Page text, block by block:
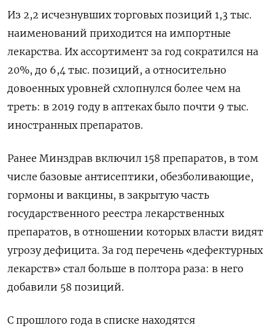
Из 2,2 исчезнувших торговых позиций 1,3 тыс.
наименований приходится на импортные
лекарства. Их ассортимент за год сократился на
20%, до 6,4 тыс. позиций, а относительно
довоенных уровней схлопнулся более чем на
треть: в 2019 году в аптеках было почти 9 тыс.
иностранных препаратов.
Ранее Минздрав включил 158 препаратов, в том
числе базовые антисептики, обезболивающие,
гормоны и вакцины, в закрытую часть
государственного реестра лекарственных
препаратов, в отношении которых власти видят
угрозу дефицита. За год перечень «дефектурных
лекарств» стал больше в полтора раза: в него
добавили 58 позиций.
С прошлого года в списке находятся